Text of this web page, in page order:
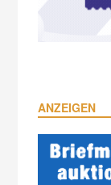
ANZEIGEN